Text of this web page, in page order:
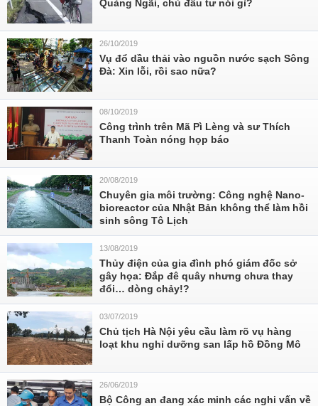
Quảng Ngãi, chủ đầu tư nói gì?
26/10/2019
Vụ đổ dầu thải vào nguồn nước sạch Sông
Đà: Xin lỗi, rồi sao nữa?
08/10/2019
Công trình trên Mã Pì Lèng và sư Thích
Thanh Toàn nóng họp báo
20/08/2019
Chuyên gia môi trường: Công nghệ Nano-
bioreactor của Nhật Bản không thể làm hồi
sinh sông Tô Lịch
13/08/2019
Thủy điện của gia đình phó giám đốc sở
gây họa: Đắp đê quây nhưng chưa thay
đổi… dòng chảy!?
03/07/2019
Chủ tịch Hà Nội yêu cầu làm rõ vụ hàng
loạt khu nghỉ dưỡng san lấp hồ Đồng Mô
26/06/2019
Bộ Công an đang xác minh các nghi vấn về